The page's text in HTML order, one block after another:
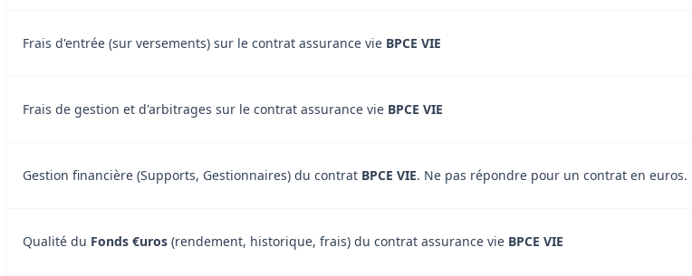
Frais d'entrée (sur versements) sur le contrat assurance vie BPCE VIE
Frais de gestion et d'arbitrages sur le contrat assurance vie BPCE VIE
Gestion financière (Supports, Gestionnaires) du contrat BPCE VIE. Ne pas répondre pour un contrat en euros.
Qualité du Fonds €uros (rendement, historique, frais) du contrat assurance vie BPCE VIE